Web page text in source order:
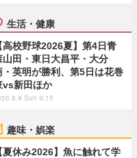
生活・健康
高校野球2026夏】第4日青
山田・東日大昌平・大分
・英明が勝利、第5日は花巻
vs新田ほか
Sun 9:15
趣味・娯楽
夏休み2026】魚に触れて学